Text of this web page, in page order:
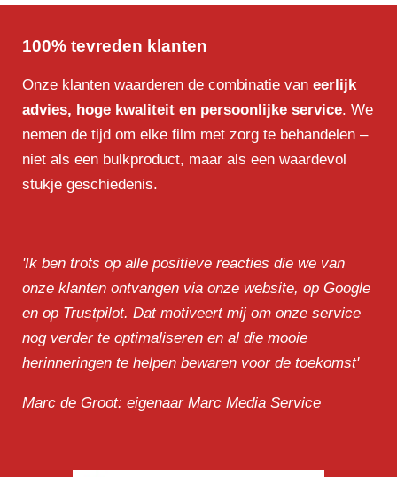
100% tevreden klanten
Onze klanten waarderen de combinatie van eerlijk
advies, hoge kwaliteit en persoonlijke service. We
nemen de tijd om elke film met zorg te behandelen –
niet als een bulkproduct, maar als een waardevol
stukje geschiedenis.
'Ik ben trots op alle positieve reacties die we van
onze klanten ontvangen via onze website, op Google
en op Trustpilot. Dat motiveert mij om onze service
nog verder te optimaliseren en al die mooie
herinneringen te helpen bewaren voor de toekomst'
Marc de Groot: eigenaar Marc Media Service